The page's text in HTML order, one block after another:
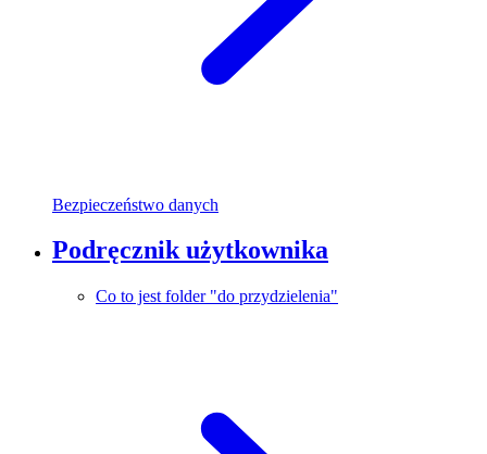
Bezpieczeństwo danych
Podręcznik użytkownika
Co to jest folder "do przydzielenia"